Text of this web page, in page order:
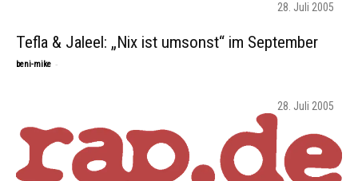
28. Juli 2005
Tefla & Jaleel: „Nix ist umsonst“ im September
beni-mike -
28. Juli 2005